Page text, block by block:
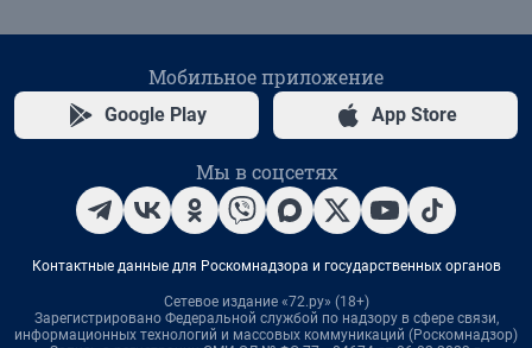
Мобильное приложение
Google Play App Store
Мы в соцсетях
Контактные данные для Роскомнадзора и государственных органов
Сетевое издание «72.ру» (18+)
Зарегистрировано Федеральной службой по надзору в сфере связи,
информационных технологий и массовых коммуникаций (Роскомнадзор)